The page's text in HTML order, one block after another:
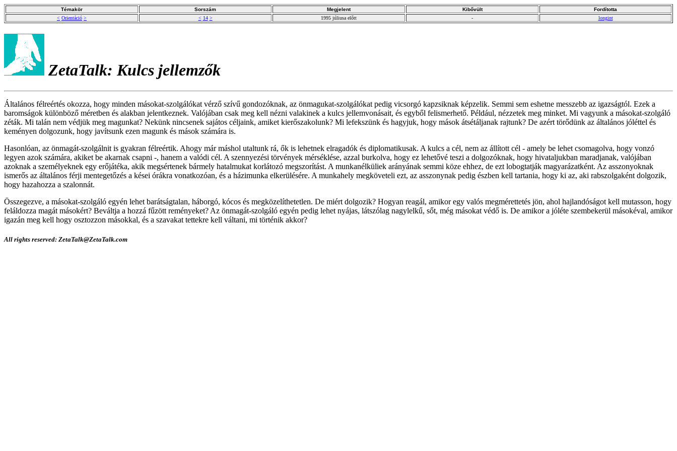
Témakör Sorszám Megjelent Kibővült
Fordította
< Orientáció > < 14 > 1995 júliusa előtt - longint
ZetaTalk: Kulcs jellemzők
Általános félreértés okozza, hogy minden másokat-szolgálókat vérző szívű gondozóknak, az önmagukat-szolgálókat pedig vicsorgó kapzsiknak képzelik. Semmi sem eshetne messzebb az igazságtól. Ezek a
baromságok különböző méretben és alakban jelentkeznek. Valójában csak meg kell nézni valakinek a kulcs jellemvonásait, és egyből felismerhető. Például, nézzetek meg minket. Mi vagyunk a másokat-szolgáló
zéták. Mi talán nem védjük meg magunkat? Nekünk nincsenek sajátos céljaink, amiket kierőszakolunk? Mi lefekszünk és hagyjuk, hogy mások átsétáljanak rajtunk? De azért törődünk az általános jóléttel és
keményen dolgozunk, hogy javítsunk ezen magunk és mások számára is.
Hasonlóan, az önmagát-szolgálnit is gyakran félreértik. Ahogy már máshol utaltunk rá, ők is lehetnek elragadók és diplomatikusak. A kulcs a cél, nem az állított cél - amely be lehet csomagolva, hogy vonzó
legyen azok számára, akiket be akarnak csapni -, hanem a valódi cél. A szennyezési törvények mérséklése, azzal burkolva, hogy ez lehetővé teszi a dolgozóknak, hogy hivataljukban maradjanak, valójában
azoknak a személyeknek egy erőjátéka, akik megsértenek bármely hatalmukat korlátozó megszorítást. A munkanélküliek arányának semmi köze ehhez, de ezt lobogtatják magyarázatként. Az asszonyoknak
ismerős az általános férji mentegetőzés a kései órákra vonatkozóan, és a házimunka elkerülésére. A munkahely megköveteli ezt, az asszonynak pedig észben kell tartania, hogy ki az, aki rabszolgaként dolgozik,
hogy hazahozza a szalonnát.
Összegezve, a másokat-szolgáló egyén lehet barátságtalan, háborgó, kócos és megközelíthetetlen. De miért dolgozik? Hogyan reagál, amikor egy valós megmérettetés jön, ahol hajlandóságot kell mutasson, hogy
feláldozza magát másokért? Beváltja a hozzá fűzött reményeket? Az önmagát-szolgáló egyén pedig lehet nyájas, látszólag nagylelkű, sőt, még másokat védő is. De amikor a jóléte szembekerül másokéval, amikor
igazán meg kell hogy osztozzon másokkal, és a szavakat tettekre kell váltani, mi történik akkor?
All rights reserved: ZetaTalk@ZetaTalk.com